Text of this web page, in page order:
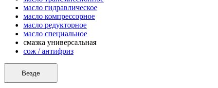
масло гидравлическое
масло компрессорное
масло редукторное
масло специальное
смазка универсальная
сож / антифриз
Везде